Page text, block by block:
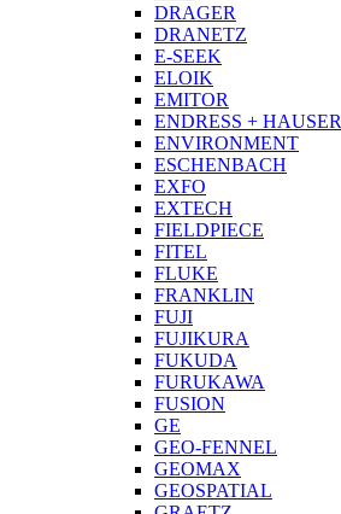
DRAGER
DRANETZ
E-SEEK
ELOIK
EMITOR
ENDRESS + HAUSER
ENVIRONMENT
ESCHENBACH
EXFO
EXTECH
FIELDPIECE
FITEL
FLUKE
FRANKLIN
FUJI
FUJIKURA
FUKUDA
FURUKAWA
FUSION
GE
GEO-FENNEL
GEOMAX
GEOSPATIAL